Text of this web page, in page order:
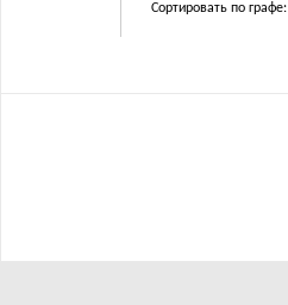
Сортировать по графе: